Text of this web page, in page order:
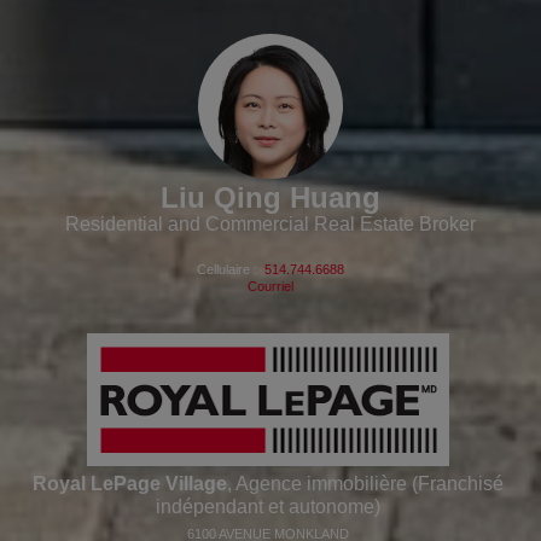
Liu Qing Huang
Residential and Commercial Real Estate Broker
Cellulaire : 514.744.6688
Courriel
Royal LePage Village, Agence immobilière (Franchisé
indépendant et autonome)
6100 AVENUE MONKLAND